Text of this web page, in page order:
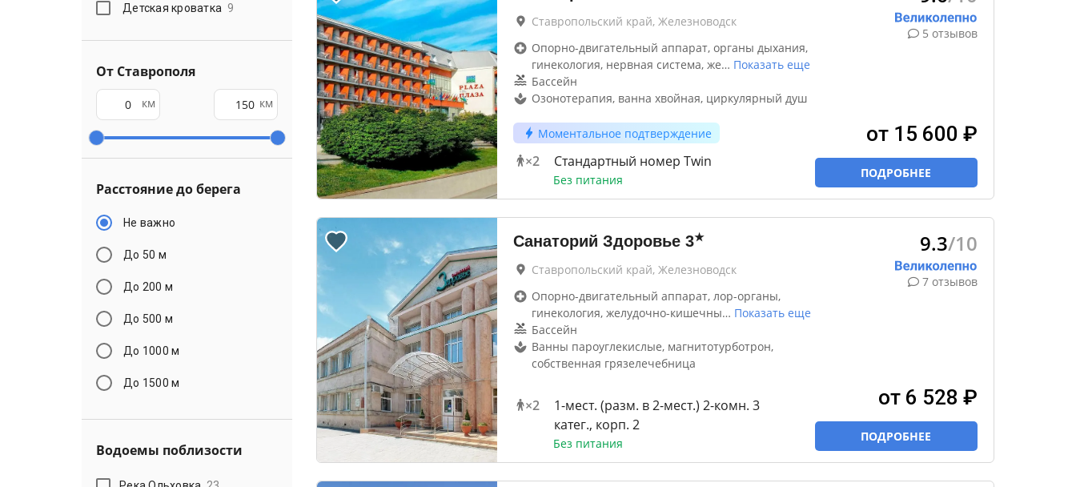
Детская кроватка 9
От Ставрополя
км км
Расстояние до берега
Не важно
До 50 м
До 200 м
До 500 м
До 1000 м
До 1500 м
Водоемы поблизости
Ставропольский край, Железноводск
Опорно-двигательный аппарат, органы дыхания,
гинекология, нервная система, же… Показать еще
Бассейн
Озонотерапия, ванна хвойная, циркулярный душ
Моментальное подтверждение
×2 Стандартный номер Twin
Без питания
5 отзывов
от 15 600 ₽
ПОДРОБНЕЕ
Санаторий Здоровье 3★
Ставропольский край, Железноводск
Опорно-двигательный аппарат, лор-органы,
гинекология, желудочно-кишечны… Показать еще
Бассейн
Ванны пароуглекислые, магнитотурботрон,
собственная грязелечебница
×2
1-мест. (разм. в 2-мест.) 2-комн. 3
катег., корп. 2
Без питания
9.3/10
7 отзывов
от 6 528 ₽
ПОДРОБНЕЕ